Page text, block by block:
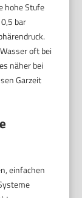
hohe Stufe
bar
oft bei
näher bei
Garzeit
einfachen